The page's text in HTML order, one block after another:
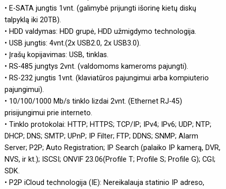
• E-SATA jungtis 1vnt. (galimybė prijungti išorinę kietų diskų
talpyklą iki 20TB).
• HDD valdymas: HDD grupė, HDD užmigdymo technologija.
• USB jungtis: 4vnt.(2x USB2.0, 2x USB3.0).
• Įrašų kopijavimas: USB, tinklas.
• RS-485 jungtys 2vnt. (valdomoms kameroms pajungti).
• RS-232 jungtis 1vnt. (klaviatūros pajungimui arba kompiuterio
pajungimui).
• 10/100/1000 Mb/s tinklo lizdai 2vnt. (Ethernet RJ-45)
prisijungimui prie interneto.
• Tinklo protokolai: HTTP; HTTPS; TCP/IP; IPv4; IPv6; UDP; NTP;
DHCP; DNS; SMTP; UPnP; IP Filter; FTP; DDNS; SNMP; Alarm
Server; P2P; Auto Registration; IP Search (palaiko IP kamerą, DVR,
NVS, ir kt.); ISCSI; ONVIF 23.06(Profile T; Profile S; Profile G); CGI;
SDK.
• P2P iCloud technologija (IE): Nereikalauja statinio IP adreso,